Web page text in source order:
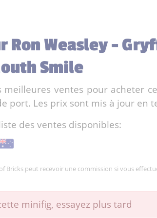
Ron Weasley -
Smile
ventes pour acheter
port. Les prix sont mis à jour en
des ventes disponibles:
Bricks peut recevoir une commission si vous
minifig, essayez plus tard